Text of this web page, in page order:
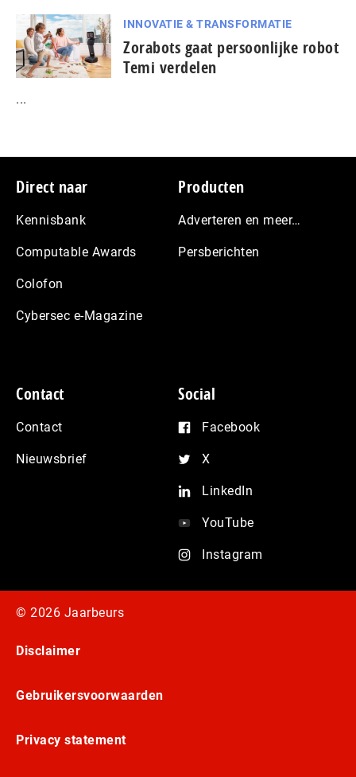
INNOVATIE & TRANSFORMATIE
Zorabots gaat persoonlijke robot
Temi verdelen
...
Footer
Direct naar
Kennisbank
Computable Awards
Colofon
Cybersec e-Magazine
Producten
Adverteren en meer…
Persberichten
Contact
Contact
Nieuwsbrief
Social
Facebook
X
LinkedIn
YouTube
Instagram
© 2026 Jaarbeurs
Disclaimer
Gebruikersvoorwaarden
Privacy statement